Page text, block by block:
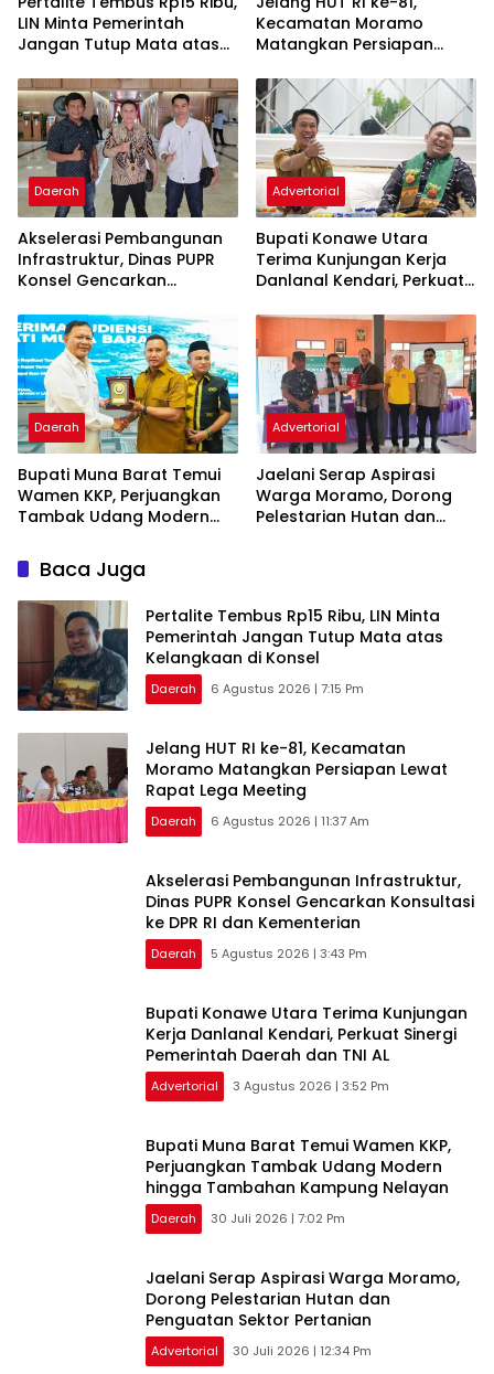
LIN Minta Pemerintah
Jangan Tutup Mata atas
Kecamatan Moramo
Matangkan Persiapan
Daerah
Akselerasi Pembangunan
Infrastruktur, Dinas PUPR
Konsel Gencarkan
Kementerian
Advertorial
Bupati Konawe Utara
Terima Kunjungan Kerja
Danlanal Kendari, Perkuat
dan TNI AL
Daerah
‎Bupati Muna Barat Temui
Wamen KKP, Perjuangkan
Tambak Udang Modern
Kampung Nelayan
Advertorial
Jaelani Serap Aspirasi
Warga Moramo, Dorong
Pelestarian Hutan dan
Baca Juga
‎Pertalite Tembus Rp15 Ribu, LIN Minta
Pemerintah Jangan Tutup Mata atas
Kelangkaan di Konsel
Daerah 6 Agustus 2026 | 7:15 Pm
‎Jelang HUT RI ke-81, Kecamatan
Moramo Matangkan Persiapan Lewat
Rapat Lega Meeting
Daerah 6 Agustus 2026 | 11:37 Am
Akselerasi Pembangunan Infrastruktur,
Dinas PUPR Konsel Gencarkan Konsultasi
ke DPR RI dan Kementerian
Daerah 5 Agustus 2026 | 3:43 Pm
Bupati Konawe Utara Terima Kunjungan
Kerja Danlanal Kendari, Perkuat Sinergi
Pemerintah Daerah dan TNI AL
Advertorial 3 Agustus 2026 | 3:52 Pm
‎Bupati Muna Barat Temui Wamen KKP,
Perjuangkan Tambak Udang Modern
hingga Tambahan Kampung Nelayan
Daerah 30 Juli 2026 | 7:02 Pm
Jaelani Serap Aspirasi Warga Moramo,
Dorong Pelestarian Hutan dan
Penguatan Sektor Pertanian
Advertorial 30 Juli 2026 | 12:34 Pm